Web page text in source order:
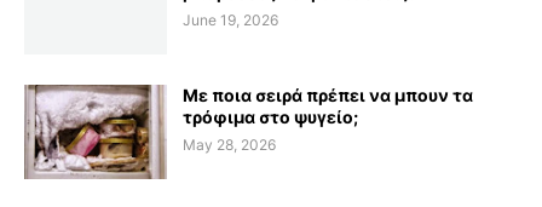
June 19, 2026
Με ποια σειρά πρέπει να μπουν τα
τρόφιμα στο ψυγείο;
May 28, 2026